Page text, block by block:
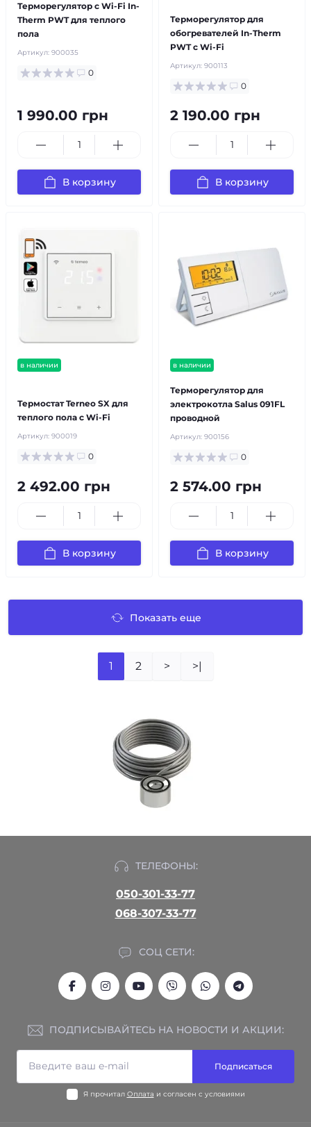
Терморегулятор с Wi-Fi In-
Therm PWT для теплого
пола
Артикул: 900035
0
1 990.00 грн
В корзину
Терморегулятор для
обогревателей In-Therm
PWT с Wi-Fi
Артикул: 900113
0
2 190.00 грн
В корзину
в наличии
Термостат Terneo SX для
теплого пола с Wi-Fi
Артикул: 900019
0
2 492.00 грн
В корзину
в наличии
Терморегулятор для
электрокотла Salus 091FL
проводной
Артикул: 900156
0
2 574.00 грн
В корзину
Показать еще
1 2 > >|
ТЕЛЕФОНЫ:
050-301-33-77
068-307-33-77
СОЦ СЕТИ:
ПОДПИСЫВАЙТЕСЬ НА НОВОСТИ И АКЦИИ:
Подписаться
Я прочитал Оплата и согласен с условиями